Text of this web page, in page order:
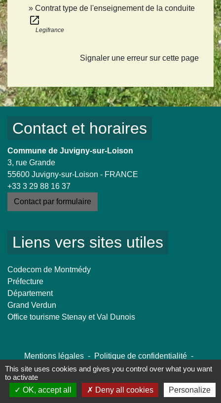
Contrat type de l'enseignement de la conduite
open_in_new
Legifrance
Signaler une erreur sur cette page
Contact et horaires
Commune de Juvigny-sur-Loison
3, rue Grande
55600 Juvigny-sur-Loison - FRANCE
+33 3 29 88 16 37
Contact par formulaire
Liens vers sites utiles
Codecom de Montmédy
Préfecture
Département
Grand Verdun
Office tourisme Stenay et Val Dunois
Mentions légales - Politique de confidentialité -
Accessibilité - Plan du site - Gestion des cookies
Site créé en partenariat avec Réseau des Communes
This site uses cookies and gives you control over what you want
to activate
OK, accept all
Deny all cookies Personalize